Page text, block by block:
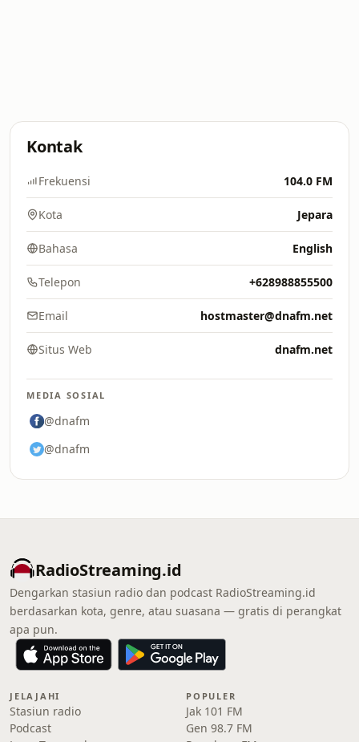
Kontak
Frekuensi 104.0 FM
Kota Jepara
Bahasa English
Telepon +628988855500
Email hostmaster@dnafm.net
Situs Web dnafm.net
MEDIA SOSIAL
@dnafm
@dnafm
RadioStreaming.id
Dengarkan stasiun radio dan podcast RadioStreaming.id
berdasarkan kota, genre, atau suasana — gratis di perangkat
apa pun.
JELAJAHI
Stasiun radio
Podcast
POPULER
Jak 101 FM
Gen 98.7 FM